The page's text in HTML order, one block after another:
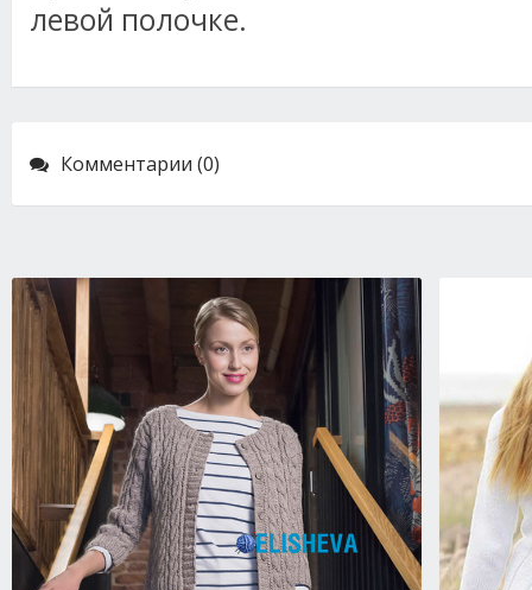
левой полочке.
Комментарии (0)